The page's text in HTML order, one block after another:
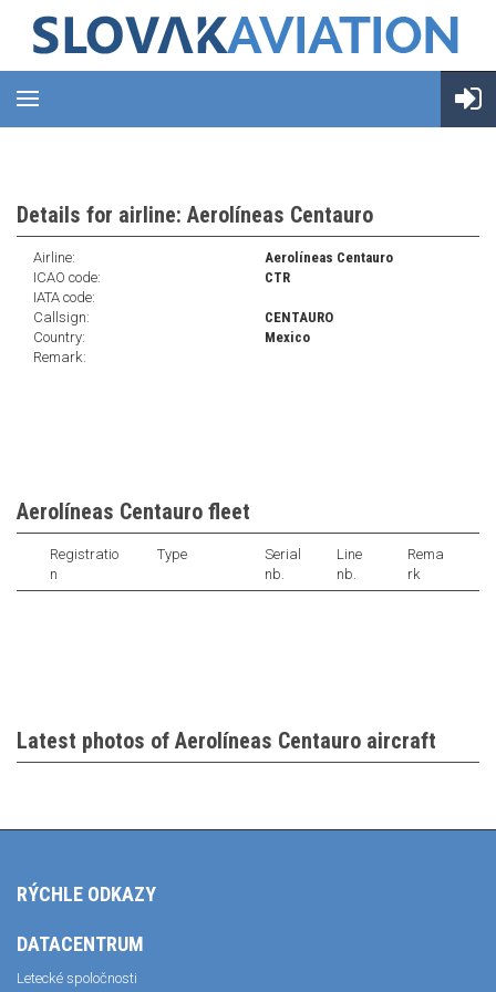
Details for airline: Aerolíneas Centauro
Airline:
Aerolíneas Centauro
ICAO code:
CTR
IATA code:
Callsign:
CENTAURO
Country:
Mexico
Remark:
Aerolíneas Centauro fleet
Registratio
n
Type
Serial
nb.
Line
nb.
Rema
rk
Latest photos of Aerolíneas Centauro aircraft
RÝCHLE ODKAZY
DATACENTRUM
Letecké spoločnosti